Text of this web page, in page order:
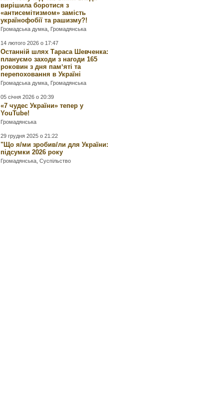
вирішила боротися з
«антисемітизмом» замість
українофобії та рашизму?!
Громадська думка Громадянська
14 лютого 2026 о 17:47
Останній шлях Тараса Шевченка:
плануємо заходи з нагоди 165
роковин з дня памʼяті та
перепоховання в Україні
Громадська думка Громадянська
05 січня 2026 о 20:39
«7 чудес України» тепер у
YouTube!
Громадянська
29 грудня 2025 о 21:22
"Що я/ми зробив/ли для України:
підсумки 2026 року
Громадянська ,Суспільство